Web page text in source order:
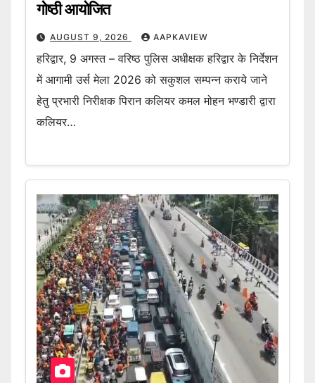
गोष्ठी आयोजित
AUGUST 9, 2026 AAPKAVIEW
हरिद्वार, 9 अगस्त – वरिष्ठ पुलिस अधीक्षक हरिद्वार के निर्देशन
में आगामी उर्स मेला 2026 को सकुशल सम्पन्न कराये जाने
हेतु प्रभारी निरीक्षक पिरान कलियर कमल मोहन भण्डारी द्वारा
कलियर…